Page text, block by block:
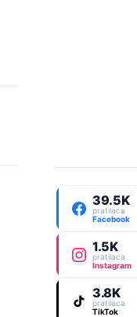
39.5K
pratilaca
Facebook
1.5K
pratilaca
Instagram
3.8K
pratilaca
TikTok